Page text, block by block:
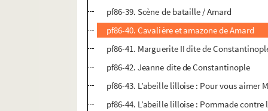
pf86-39. Scène de bataille / Amard
pf86-40. Cavalière et amazone de Amard
pf86-41. Marguerite II dite de
pf86-42. Jeanne dite de Constantinople
pf86-43. L’abeille lilloise : Pour vous aimer
pf86-44. L’abeille lilloise : Pommade contre